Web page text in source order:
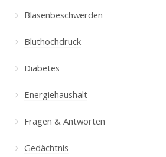
Blasenbeschwerden
Bluthochdruck
Diabetes
Energiehaushalt
Fragen & Antworten
Gedächtnis